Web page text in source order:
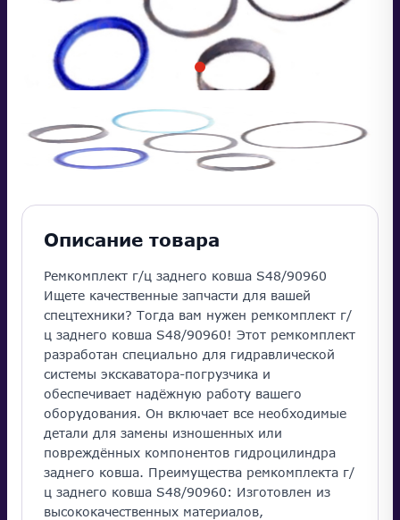
Описание товара
Ремкомплект г/ц заднего ковша S48/90960
Ищете качественные запчасти для вашей
спецтехники? Тогда вам нужен ремкомплект г/
ц заднего ковша S48/90960! Этот ремкомплект
разработан специально для гидравлической
системы экскаватора-погрузчика и
обеспечивает надёжную работу вашего
оборудования. Он включает все необходимые
детали для замены изношенных или
повреждённых компонентов гидроцилиндра
заднего ковша. Преимущества ремкомплекта г/
ц заднего ковша S48/90960: Изготовлен из
высококачественных материалов,